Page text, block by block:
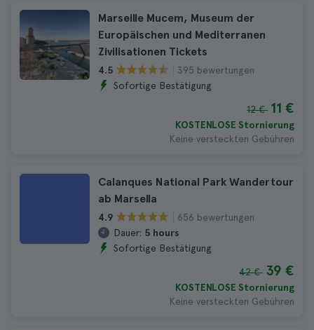
Marseille Mucem, Museum der
Europäischen und Mediterranen
Zivilisationen Tickets
4.5
395 bewertungen
Sofortige Bestätigung
12 € 11 €
KOSTENLOSE Stornierung
Keine versteckten Gebühren
Calanques National Park Wandertour
ab Marsella
4.9
656 bewertungen
Dauer: 5 hours
Sofortige Bestätigung
42 € 39 €
KOSTENLOSE Stornierung
Keine versteckten Gebühren